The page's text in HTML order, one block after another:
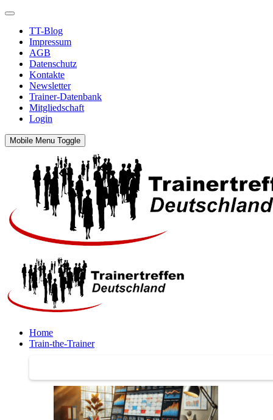
TT-Blog
Impressum
AGB
Datenschutz
Kontakte
Newsletter
Trainer-Datenbank
Mitgliedschaft
Login
Mobile Menu Toggle
Home
Train-the-Trainer